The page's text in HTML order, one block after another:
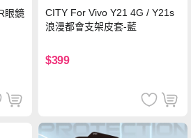
眼鏡
CITY For Vivo Y21 4G / Y21s
浪漫都會支架皮套-藍
$399